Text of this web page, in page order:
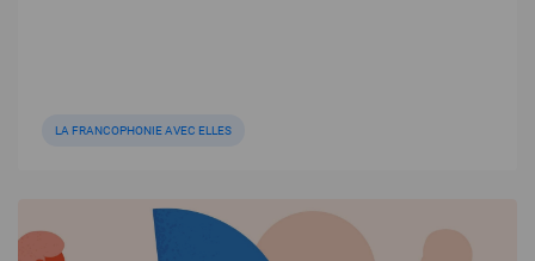
LA FRANCOPHONIE AVEC ELLES